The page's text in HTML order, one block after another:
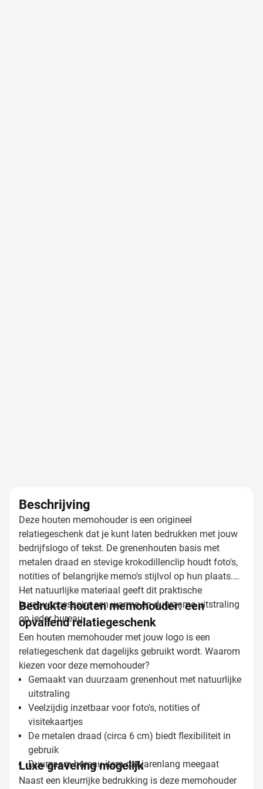
Beschrijving
Deze houten memohouder is een origineel
relatiegeschenk dat je kunt laten bedrukken met jouw
bedrijfslogo of tekst. De grenenhouten basis met
metalen draad en stevige krokodillenclip houdt foto's,
notities of belangrijke memo's stijlvol op hun plaats.
Het natuurlijke materiaal geeft dit praktische
bureauaccessoire een warme en duurzame uitstraling
op ieder bureau.
Bedrukte houten memohouder: een
opvallend relatiegeschenk
Een houten memohouder met jouw logo is een
relatiegeschenk dat dagelijks gebruikt wordt. Waarom
kiezen voor deze memohouder?
Gemaakt van duurzaam grenenhout met natuurlijke
uitstraling
Veelzijdig inzetbaar voor foto's, notities of
visitekaartjes
De metalen draad (circa 6 cm) biedt flexibiliteit in
gebruik
Duurzaam bureau-item dat jarenlang meegaat
Luxe gravering mogelijk
Naast een kleurrijke bedrukking is deze memohouder